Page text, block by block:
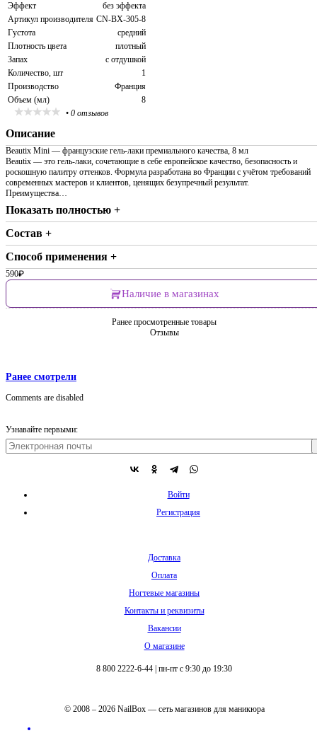
Эффект
без эффекта
Артикул производителя CN-BX-305-8
Густота
средний
Плотность цвета
плотный
Запах
с отдушкой
Количество, шт
1
Производство
Франция
Объем (мл)
8
• 0 отзывов
Описание
Beautix Mini — французские гель-лаки премиального качества, 8 мл
Beautix — это гель-лаки, сочетающие в себе европейское качество, безопасность и
роскошную палитру оттенков. Формула разработана во Франции с учётом требований
современных мастеров и клиентов, ценящих безупречный результат.
Преимущества…
Показать полностью +
Состав +
Способ применения +
590₽
Наличие в магазинах
Ранее просмотренные товары
Отзывы
Ранее смотрели
Comments are disabled
Узнавайте первыми:
Войти
Регистрация
Доставка
Оплата
Ногтевые магазины
Контакты и реквизиты
Вакансии
О магазине
8 800 2222-6-44 пн-пт с 9:30 до 19:30
© 2008 – 2026 NailBox — сеть магазинов для маникюра